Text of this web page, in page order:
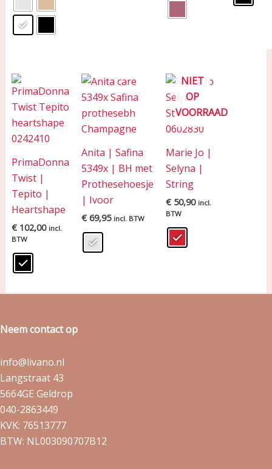
PrimaDonna
Twist |
Tepito |
Heartshape
€102,00 incl.
BTW
Anita | Safina
5349x | BH met
Prothesehoesje
| Ivoor
€69,95 incl. BTW
NIET
OP
VOORRAAD
Marie Jo |
Selyna |
String
€50,90 incl.
BTW
Neem contact op
info@livano.nl
Langstraat 43
5664GE Geldrop
040-2863449
KVK: 76513777
BTW: NL003090707B12